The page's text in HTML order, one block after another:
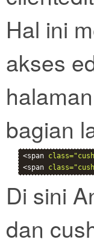
Hal ini
akses
bagian
<span
<span
Di sini
dan